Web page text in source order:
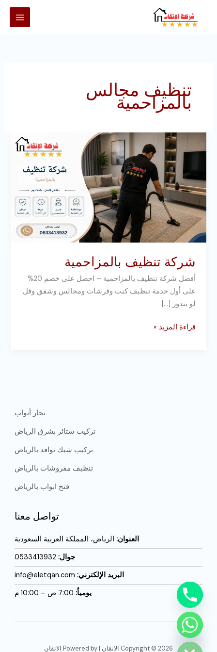
تنظيف مجالس
بالمزاحمية
شركة تنظيف بالمزاحمية
أفضل شركة تنظيف بالمزاحمية – احصل على خصم 20%
على أول خدمة تنظيف كنب وفرشات ومجالس وشقق وفل
لو بتدور […]
شركة
تنظيف
بالمزاحمية
قراءة المزيد »
نجار أبواب
تركيب ستائر بشرق الرياض
تركيب شبك نوافذ بالرياض
تنظيف مفروشات بالرياض
فتح ابواب بالرياض
تواصل معنا
العنوان: الرياض، المملكة العربية السعودية
جوال: 0533413932
البريد الإلكترني:
يومياُ:
Copyright © 2026 الاتقان | Powered by الاتقان
HIDE
CHATY